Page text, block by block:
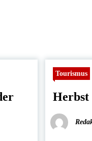
Tourismus
Herbst